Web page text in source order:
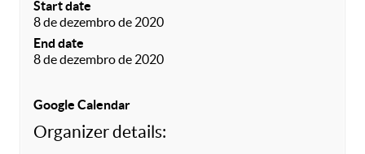
Start date
8 de dezembro de 2020
End date
8 de dezembro de 2020
Google Calendar
Organizer details: